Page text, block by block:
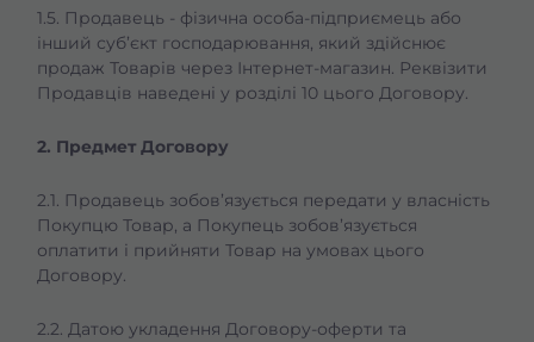
1.5. Продавець - фізична особа-підприємець або
інший суб’єкт господарювання, який здійснює
продаж Товарів через Інтернет-магазин. Реквізити
Продавців наведені у розділі 10 цього Договору.
2. Предмет Договору
2.1. Продавець зобов’язується передати у власність
Покупцю Товар, а Покупець зобов’язується
оплатити і прийняти Товар на умовах цього
Договору.
2.2. Датою укладення Договору-оферти та